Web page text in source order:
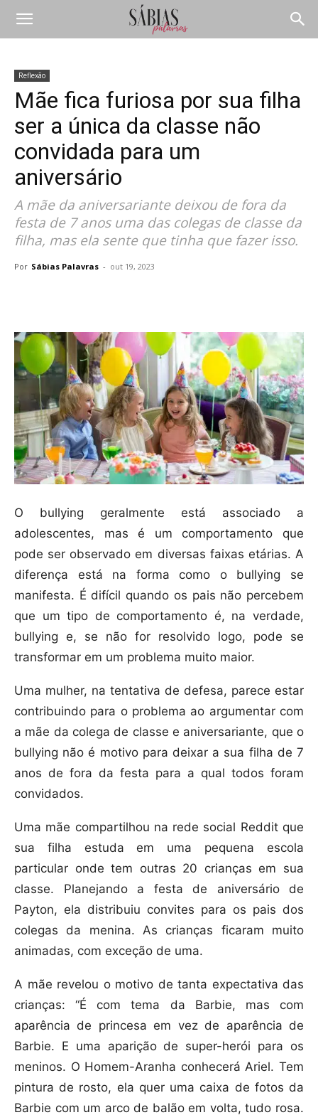
Reflexão
Mãe fica furiosa por sua filha
ser a única da classe não
convidada para um
aniversário
A mãe da aniversariante deixou de fora da
festa de 7 anos uma das colegas de classe da
filha, mas ela sente que tinha que fazer isso.
Por Sábias Palavras - out 19, 2023
O bullying geralmente está associado a
adolescentes, mas é um comportamento que
pode ser observado em diversas faixas etárias. A
diferença está na forma como o bullying se
manifesta. É difícil quando os pais não percebem
que um tipo de comportamento é, na verdade,
bullying e, se não for resolvido logo, pode se
transformar em um problema muito maior.
Uma mulher, na tentativa de defesa, parece estar
contribuindo para o problema ao argumentar com
a mãe da colega de classe e aniversariante, que o
bullying não é motivo para deixar a sua filha de 7
anos de fora da festa para a qual todos foram
convidados.
Uma mãe compartilhou na rede social Reddit que
sua filha estuda em uma pequena escola
particular onde tem outras 20 crianças em sua
classe. Planejando a festa de aniversário de
Payton, ela distribuiu convites para os pais dos
colegas da menina. As crianças ficaram muito
animadas, com exceção de uma.
A mãe revelou o motivo de tanta expectativa das
crianças: “É com tema da Barbie, mas com
aparência de princesa em vez de aparência de
Barbie. E uma aparição de super-herói para os
meninos. O Homem-Aranha conhecerá Ariel. Tem
pintura de rosto, ela quer uma caixa de fotos da
Barbie com um arco de balão em volta, tudo rosa.